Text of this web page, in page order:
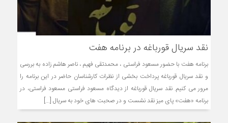
نقد سریال قورباغه در برنامه هفت
برنامه هفت با حضور مسعود فراستی ، محمدتقی فهیم ، ناصر هاشم زاده به بررسی
و نقد سریال قورباغه پرداخت بخشی از نظرات کارشناسان حاضر در این برنامه را
مرور می کنیم. نقد سریال قورباغه از دیدگاه مسعود فراستی مسعود فراستی، در
برنامه «هفت» پای میز نقد نشست و در صحبت های خود به سریال [...]